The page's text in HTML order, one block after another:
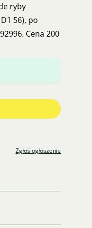
ryby
56), po
Cena 200
Zgłoś ogłoszenie